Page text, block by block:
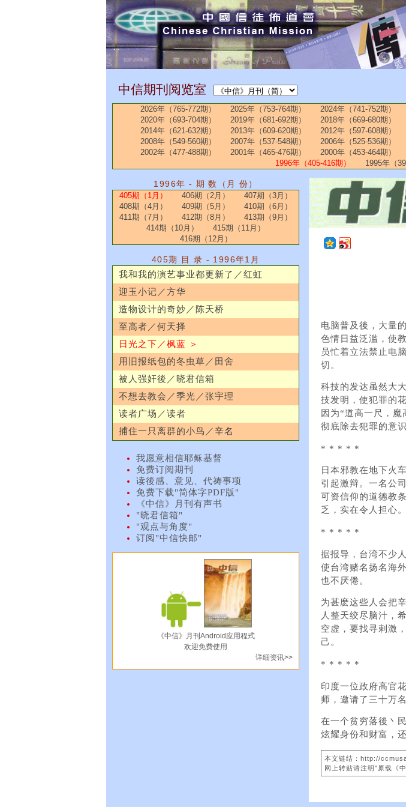
中信期刊阅览室
2026年（765-772期） 2025年（753-764期） 2024年（741-752期）
2020年（693-704期）
2019年（681-692期） 2018年（669-680期）
2014年（621-632期）
2013年（609-620期） 2012年（597-608期）
2008年（549-560期）
2007年（537-548期） 2006年（525-536期）
2002年（477-488期）
2001年（465-476期） 2000年（453-464期）
1996年（405-416期）
1995年（
1996年 - 期 数（月 份）
405期（1月） 406期（2月）
407期（3月）
408期（4月）
409期（5月）
410期（6月）
411期（7月）
412期（8月）
413期（9月）
414期（10月）
415期（11月）
416期（12月）
405期 目 录 - 1996年1月
我和我的演艺事业都更新了／红虹
迎玉小记／方华
造物设计的奇妙／陈天桥
至高者／何天择
日光之下／枫蓝 ＞
用旧报纸包的冬虫草／田舍
被人强奸後／晓君信箱
不想去教会／季光／张宇理
读者广场／读者
捕住一只离群的小鸟／辛名
我愿意相信耶稣基督
免费订阅期刊
读後感、意见、代祷事项
免费下载"简体字PDF版"
《中信》月刊有声书
"晓君信箱"
"观点与角度"
订阅"中信快邮"
《中信》月刊Android应用程式
欢迎免费使用
详细资讯>>
电脑普及後，大量
色情日益泛滥，使
员忙着立法禁止电
切。
科技的发达虽然大
技发明，使犯罪的
因为“道高一尺，
彻底除去犯罪的意识
* * * * *
日本邪教在地下火
引起激辩。一名公
可资信仰的道德教
乏，实在令人担心。
* * * * *
据报导，台湾不少
使台湾赌名扬名海
也不厌倦。
为甚麽这些人会把
人整天绞尽脑汁，
空虚，要找寻剌激
己。
* * * * *
印度一位政府高官
师，邀请了三十万
在一个贫穷落後丶
炫耀身份和财富，
本文链结：http://
网上转贴请注明"原载《